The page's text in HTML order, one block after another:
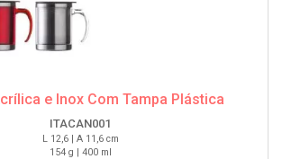
e Inox Com Tampa Plástica
ITACAN001
L 12,6 | A 11,6 cm
154 g | 400 ml